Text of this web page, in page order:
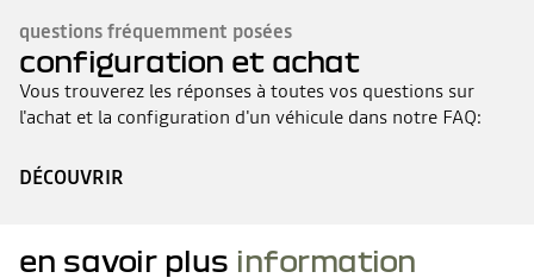
questions fréquemment posées
configuration et achat
Vous trouverez les réponses à toutes vos questions sur
l'achat et la configuration d'un véhicule dans notre FAQ:
DÉCOUVRIR
en savoir plus information